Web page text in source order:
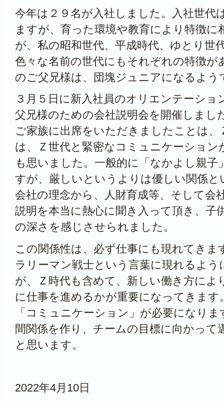
今年は２９名が入社しました。入社世代
ますが、育った環境や教育により特徴に
が、私の昭和世代、平成時代、ゆとり世
色々な名前の世代にもそれぞれの特徴が
のご父兄様は、団塊ジュニアになるよう
３月５日に新入社員のオリエンテーショ
父兄様のための会社説明会を開催しまし
ご家族に出席をいただきましたことは、
は、Ｚ世代と緊密なコミュニケーション
も思いました。一般的に「なかよし親子
すが、厳しいというよりは優しい関係
会社の理念から、人財育成等、そして会
説明を本当に熱心に聞き入って頂き、子
の深さを感じさせられました。
この関係性は、必ず仕事にも現れてきま
ラリーマン戦士という言葉に現れるよう
が、Ｚ時代も含めて、新しい働き方によ
に仕事を進めるかが重要になってきま
「コミュニケーション」が必要になり
間関係を作り、チームの目標に向かって
と思います。
2022年4月10日